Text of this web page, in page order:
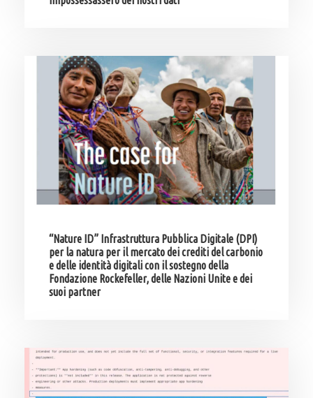
“Nature ID” Infrastruttura Pubblica Digitale (DPI)
per la natura per il mercato dei crediti del carbonio
e delle identità digitali con il sostegno della
Fondazione Rockefeller, delle Nazioni Unite e dei
suoi partner